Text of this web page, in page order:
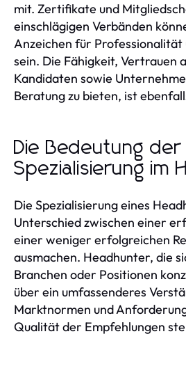
mit. Zertifikate und
einschlägigen Verbänden
Anzeichen für Professionalität
sein. Die Fähigkeit, Vertrauen
Kandidaten sowie
Beratung zu bieten, ist
Die Bedeutung der
Spezialisierung im
Die Spezialisierung eines
Unterschied zwischen einer
einer weniger erfolgreichen
ausmachen. Headhunter, die
Branchen oder Positionen
über ein umfassenderes
Marktnormen und
Qualität der Empfehlungen